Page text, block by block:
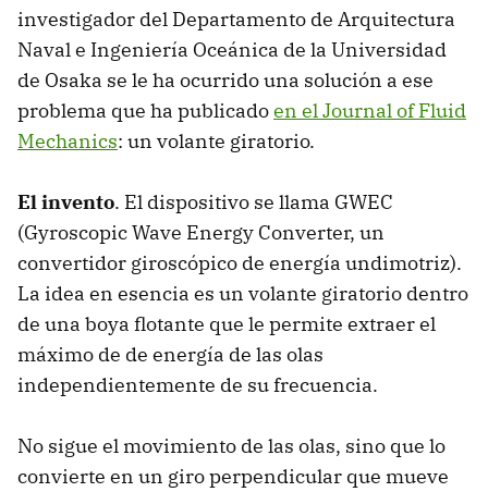
investigador del Departamento de Arquitectura
Naval e Ingeniería Oceánica de la Universidad
de Osaka se le ha ocurrido una solución a ese
problema que ha publicadoen el Journal of Fluid
Mechanics: un volante giratorio.
El invento. El dispositivo se llama GWEC
(Gyroscopic Wave Energy Converter, un
convertidor giroscópico de energía undimotriz).
La idea en esencia es un volante giratorio dentro
de una boya flotante que le permite extraer el
máximo de de energía de las olas
independientemente de su frecuencia.
No sigue el movimiento de las olas, sino que lo
convierte en un giro perpendicular que mueve